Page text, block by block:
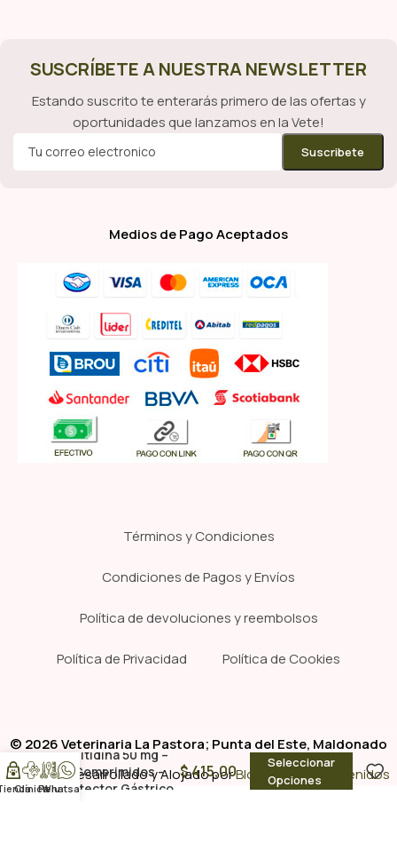
SUSCRÍBETE A NUESTRA NEWSLETTER
Estando suscrito te enterarás primero de las ofertas y
oportunidades que lanzamos en la Vete!
Medios de Pago Aceptados
Términos y Condiciones
Condiciones de Pagos y Envíos
Política de devoluciones y reembolsos
Política de Privacidad Política de Cookies
© 2026 Veterinaria La Pastora; Punta del Este, Maldonado
Sitio Web Desarrollado y Alojado porBloggerPrise Contenidos
ClínicaPelu
Whatsapp
Ranitidina 50 mg –
10 Comprimidos –
Protector Gástrico
$415,00
Seleccionar
Opciones